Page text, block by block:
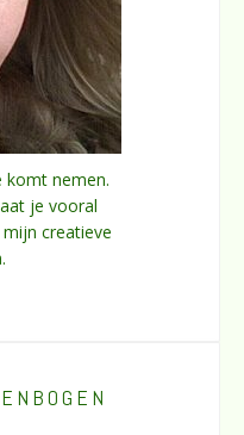
komt nemen.
je vooral
creatieve